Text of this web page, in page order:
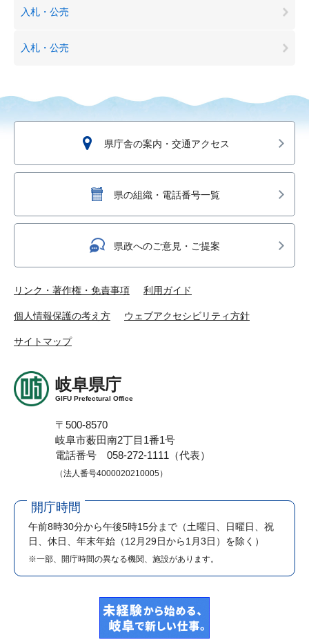
入札・公売
入札・公売
県庁舎の案内・交通アクセス
県の組織・電話番号一覧
県政へのご意見・ご提案
リンク・著作権・免責事項 利用ガイド
個人情報保護の考え方 ウェブアクセシビリティ方針
サイトマップ
岐阜県庁
GIFU Prefectural Office
〒500-8570
岐阜市薮田南2丁目1番1号
電話番号 058-272-1111（代表）
（法人番号4000020210005）
開庁時間
午前8時30分から午後5時15分まで （土曜日、日曜日、祝
日、休日、年末年始（12月29日から1月3日）を除く）
※一部、開庁時間の異なる機関、施設があります。